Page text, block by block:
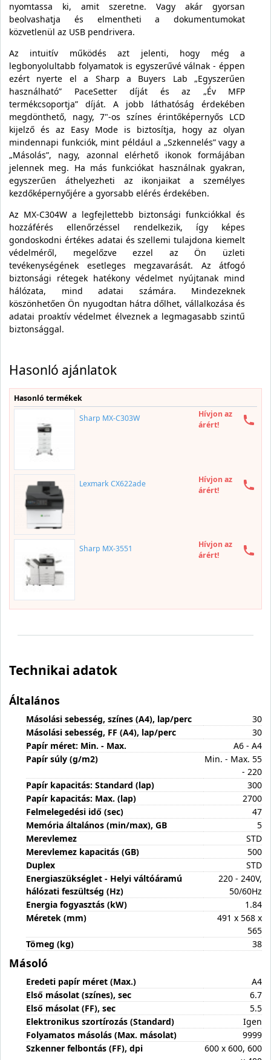
nyomtassa ki, amit szeretne. Vagy akár gyorsan
beolvashatja és elmentheti a dokumentumokat
közvetlenül az USB pendrivera.
Az intuitív működés azt jelenti, hogy még a
legbonyolultabb folyamatok is egyszerűvé válnak - éppen
ezért nyerte el a Sharp a Buyers Lab „Egyszerűen
használható” PaceSetter díját és az „Év MFP
termékcsoportja” díját. A jobb láthatóság érdekében
megdönthető, nagy, 7"-os színes érintőképernyős LCD
kijelző és az Easy Mode is biztosítja, hogy az olyan
mindennapi funkciók, mint például a „Szkennelés” vagy a
„Másolás”, nagy, azonnal elérhető ikonok formájában
jelennek meg. Ha más funkciókat használnak gyakran,
egyszerűen áthelyezheti az ikonjaikat a személyes
kezdőképernyőjére a gyorsabb elérés érdekében.
Az MX-C304W a legfejlettebb biztonsági funkciókkal és
hozzáférés ellenőrzéssel rendelkezik, így képes
gondoskodni értékes adatai és szellemi tulajdona kiemelt
védelméről, megelőzve ezzel az Ön üzleti
tevékenységének esetleges megzavarását. Az átfogó
biztonsági rétegek hatékony védelmet nyújtanak mind
hálózata, mind adatai számára. Mindezeknek
köszönhetően Ön nyugodtan hátra dőlhet, vállalkozása és
adatai proaktív védelmet élveznek a legmagasabb szintű
biztonsággal.
Hasonló ajánlatok
Hasonló termékek
Sharp MX-C303W
Hívjon az
árért!
Lexmark CX622ade
Hívjon az
árért!
Sharp MX-3551
Hívjon az
árért!
Technikai adatok
Általános
Másolási sebesség, színes (A4), lap/perc
30
Másolási sebesség, FF (A4), lap/perc
30
Papír méret: Min. - Max.
A6 - A4
Papír súly (g/m2)
Min. - Max. 55
- 220
Papír kapacitás: Standard (lap)
300
Papír kapacitás: Max. (lap)
2700
Felmelegedési idő (sec)
47
Memória általános (min/max), GB
5
Merevlemez
STD
Merevlemez kapacitás (GB)
500
Duplex
STD
Energiaszükséglet - Helyi váltóáramú
hálózati feszültség (Hz)
220 - 240V,
50/60Hz
Energia fogyasztás (kW)
1.84
Méretek (mm)
491 x 568 x
565
Tömeg (kg)
38
Másoló
Eredeti papír méret (Max.)
A4
Első másolat (színes), sec
6.7
Első másolat (FF), sec
5.5
Elektronikus szortírozás (Standard)
Igen
Folyamatos másolás (Max. másolat)
9999
Szkenner felbontás (FF), dpi
600 x 600, 600